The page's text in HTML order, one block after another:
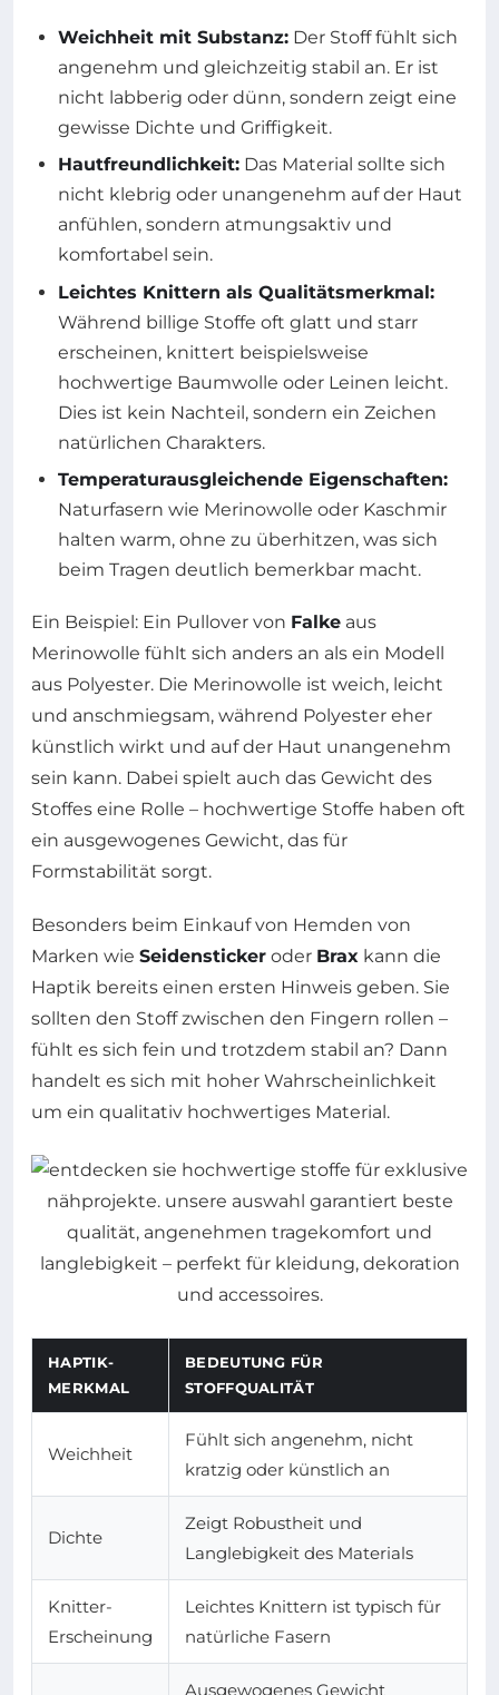
Weichheit mit Substanz: Der Stoff fühlt sich
angenehm und gleichzeitig stabil an. Er ist
nicht labberig oder dünn, sondern zeigt eine
gewisse Dichte und Griffigkeit.
Hautfreundlichkeit: Das Material sollte sich
nicht klebrig oder unangenehm auf der Haut
anfühlen, sondern atmungsaktiv und
komfortabel sein.
Leichtes Knittern als Qualitätsmerkmal:
Während billige Stoffe oft glatt und starr
erscheinen, knittert beispielsweise
hochwertige Baumwolle oder Leinen leicht.
Dies ist kein Nachteil, sondern ein Zeichen
natürlichen Charakters.
Temperaturausgleichende Eigenschaften:
Naturfasern wie Merinowolle oder Kaschmir
halten warm, ohne zu überhitzen, was sich
beim Tragen deutlich bemerkbar macht.
Ein Beispiel: Ein Pullover von Falke aus
Merinowolle fühlt sich anders an als ein Modell
aus Polyester. Die Merinowolle ist weich, leicht
und anschmiegsam, während Polyester eher
künstlich wirkt und auf der Haut unangenehm
sein kann. Dabei spielt auch das Gewicht des
Stoffes eine Rolle – hochwertige Stoffe haben oft
ein ausgewogenes Gewicht, das für
Formstabilität sorgt.
Besonders beim Einkauf von Hemden von
Marken wie Seidensticker oder Brax kann die
Haptik bereits einen ersten Hinweis geben. Sie
sollten den Stoff zwischen den Fingern rollen –
fühlt es sich fein und trotzdem stabil an? Dann
handelt es sich mit hoher Wahrscheinlichkeit
um ein qualitativ hochwertiges Material.
HAPTIK-
MERKMAL
BEDEUTUNG FÜR
STOFFQUALITÄT
Weichheit
Fühlt sich angenehm, nicht
kratzig oder künstlich an
Dichte
Zeigt Robustheit und
Langlebigkeit des Materials
Knitter-
Erscheinung
Leichtes Knittern ist typisch für
natürliche Fasern
Ausgewogenes Gewicht